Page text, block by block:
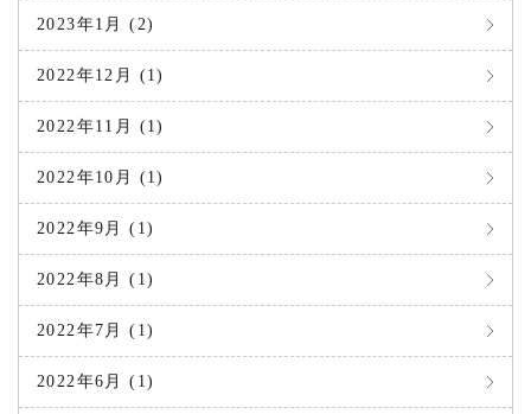
2023年1月 (2)
2022年12月 (1)
2022年11月 (1)
2022年10月 (1)
2022年9月 (1)
2022年8月 (1)
2022年7月 (1)
2022年6月 (1)